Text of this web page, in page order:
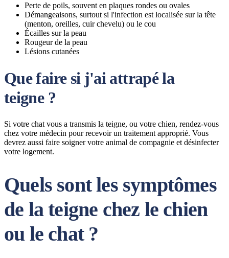
Perte de poils, souvent en plaques rondes ou ovales
Démangeaisons, surtout si l'infection est localisée sur la tête
(menton, oreilles, cuir chevelu) ou le cou
Écailles sur la peau
Rougeur de la peau
Lésions cutanées
Que faire si j'ai attrapé la
teigne ?
Si votre chat vous a transmis la teigne, ou votre chien, rendez-vous
chez votre médecin pour recevoir un traitement approprié. Vous
devrez aussi faire soigner votre animal de compagnie et désinfecter
votre logement.
Quels sont les symptômes
de la teigne chez le chien
ou le chat ?